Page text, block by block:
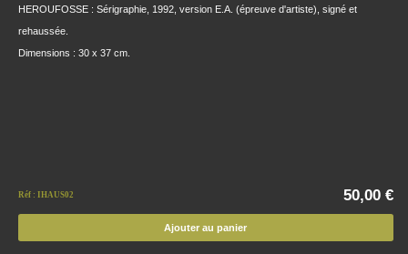
HEROUFOSSE : Sérigraphie, 1992, version E.A. (épreuve d'artiste), signé et
rehaussée.
Dimensions : 30 x 37 cm.
Réf : IHAUS02 50,00 €
Ajouter au panier